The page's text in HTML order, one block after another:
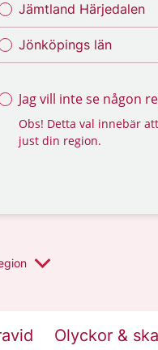
Jämtland Härjedalen
Jönköpings län
Jag vill inte se någon
Obs! Detta val innebär
just din region.
Olyckor &